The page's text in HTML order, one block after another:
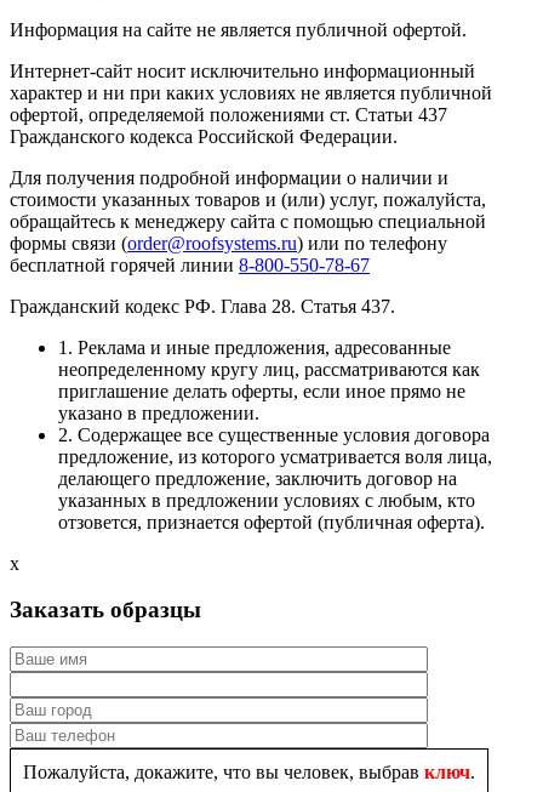
Информация на сайте не является публичной офертой.
Интернет-сайт носит исключительно информационный
характер и ни при каких условиях не является публичной
офертой, определяемой положениями ст. Статьи 437
Гражданского кодекса Российской Федерации.
Для получения подробной информации о наличии и
стоимости указанных товаров и (или) услуг, пожалуйста,
обращайтесь к менеджеру сайта с помощью специальной
формы связи (order@roofsystems.ru) или по телефону
бесплатной горячей линии 8-800-550-78-67
Гражданский кодекс РФ. Глава 28. Статья 437.
1. Реклама и иные предложения, адресованные
неопределенному кругу лиц, рассматриваются как
приглашение делать оферты, если иное прямо не
указано в предложении.
2. Содержащее все существенные условия договора
предложение, из которого усматривается воля лица,
делающего предложение, заключить договор на
указанных в предложении условиях с любым, кто
отзовется, признается офертой (публичная оферта).
x
Заказать образцы
Пожалуйста, докажите, что вы человек, выбрав ключ.